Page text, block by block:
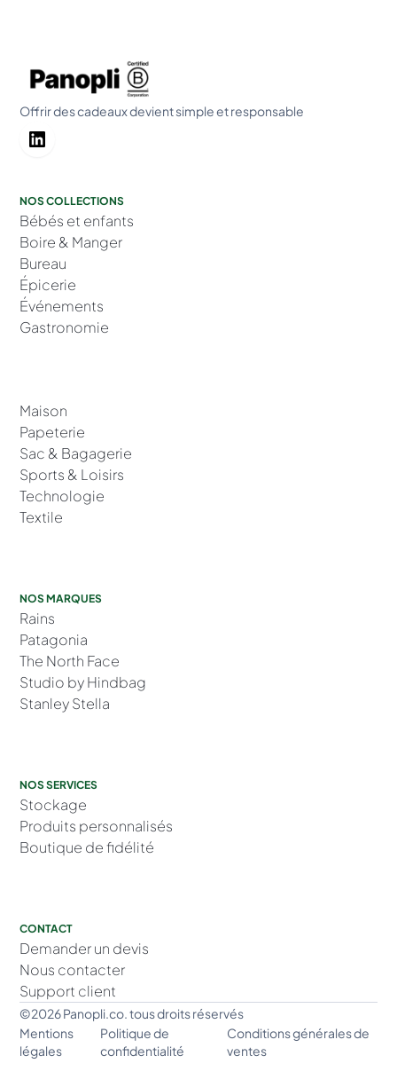
Offrir des cadeaux devient simple et responsable
NOS COLLECTIONS
Bébés et enfants
Boire & Manger
Bureau
Épicerie
Événements
Gastronomie
Maison
Papeterie
Sac & Bagagerie
Sports & Loisirs
Technologie
Textile
NOS MARQUES
Rains
Patagonia
The North Face
Studio by Hindbag
Stanley Stella
NOS SERVICES
Stockage
Produits personnalisés
Boutique de fidélité
CONTACT
Demander un devis
Nous contacter
Support client
©2026 Panopli.co. tous droits réservés
Mentions
légales
Politique de
confidentialité
Conditions générales de
ventes